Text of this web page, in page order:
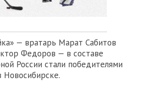
— вратарь Марат Сабитов
Федоров — в составе
России стали победителями
Новосибирске.